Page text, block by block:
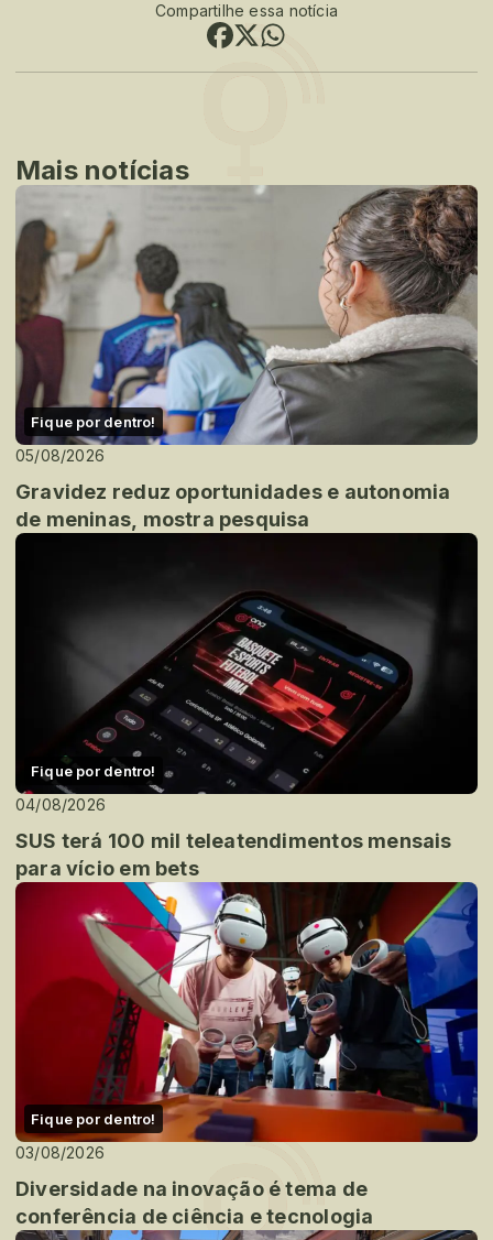
Compartilhe essa notícia
Mais notícias
Fique por dentro!
05/08/2026
Gravidez reduz oportunidades e autonomia
de meninas, mostra pesquisa
Fique por dentro!
04/08/2026
SUS terá 100 mil teleatendimentos mensais
para vício em bets
Fique por dentro!
03/08/2026
Diversidade na inovação é tema de
conferência de ciência e tecnologia